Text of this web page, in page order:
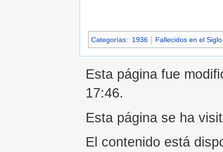
Categorías: 1936 Fallecidos en el Siglo
Esta página fue
17:46.
Esta página se ha
El contenido está